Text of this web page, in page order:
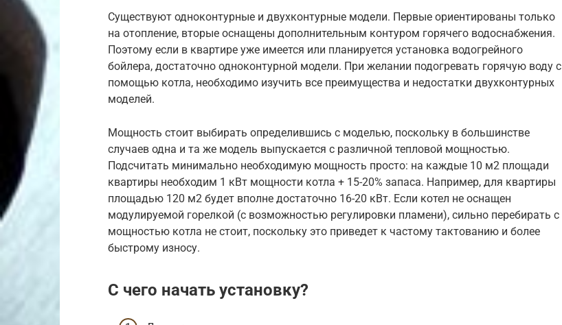
Существуют одноконтурные и двухконтурные модели. Первые ориентированы только
на отопление, вторые оснащены дополнительным контуром горячего водоснабжения.
Поэтому если в квартире уже имеется или планируется установка водогрейного
бойлера, достаточно одноконтурной модели. При желании подогревать горячую воду с
помощью котла, необходимо изучить все преимущества и недостатки двухконтурных
моделей.
Мощность стоит выбирать определившись с моделью, поскольку в большинстве
случаев одна и та же модель выпускается с различной тепловой мощностью.
Подсчитать минимально необходимую мощность просто: на каждые 10 м2 площади
квартиры необходим 1 кВт мощности котла + 15-20% запаса. Например, для квартиры
площадью 120 м2 будет вполне достаточно 16-20 кВт. Если котел не оснащен
модулируемой горелкой (с возможностью регулировки пламени), сильно перебирать с
мощностью котла не стоит, поскольку это приведет к частому тактованию и более
быстрому износу.
С чего начать установку?